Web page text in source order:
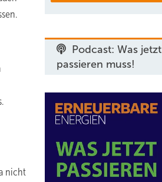
nicht
Podcast: Was jetzt
passieren muss!